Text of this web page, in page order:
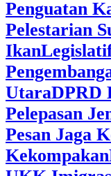
Penguatan
Pelestarian
Ikan
UtaraDPRD
Pelepasan
Pesan Jaga
Kekompakan